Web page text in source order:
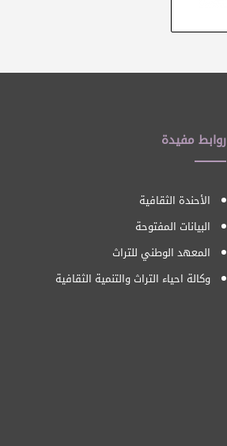
روابط مفيدة
الأحندة الثقافية
البيانات المفتوحة
المعهد الوطني للتراث
وكالة احياء التراث والتنمية الثقافية